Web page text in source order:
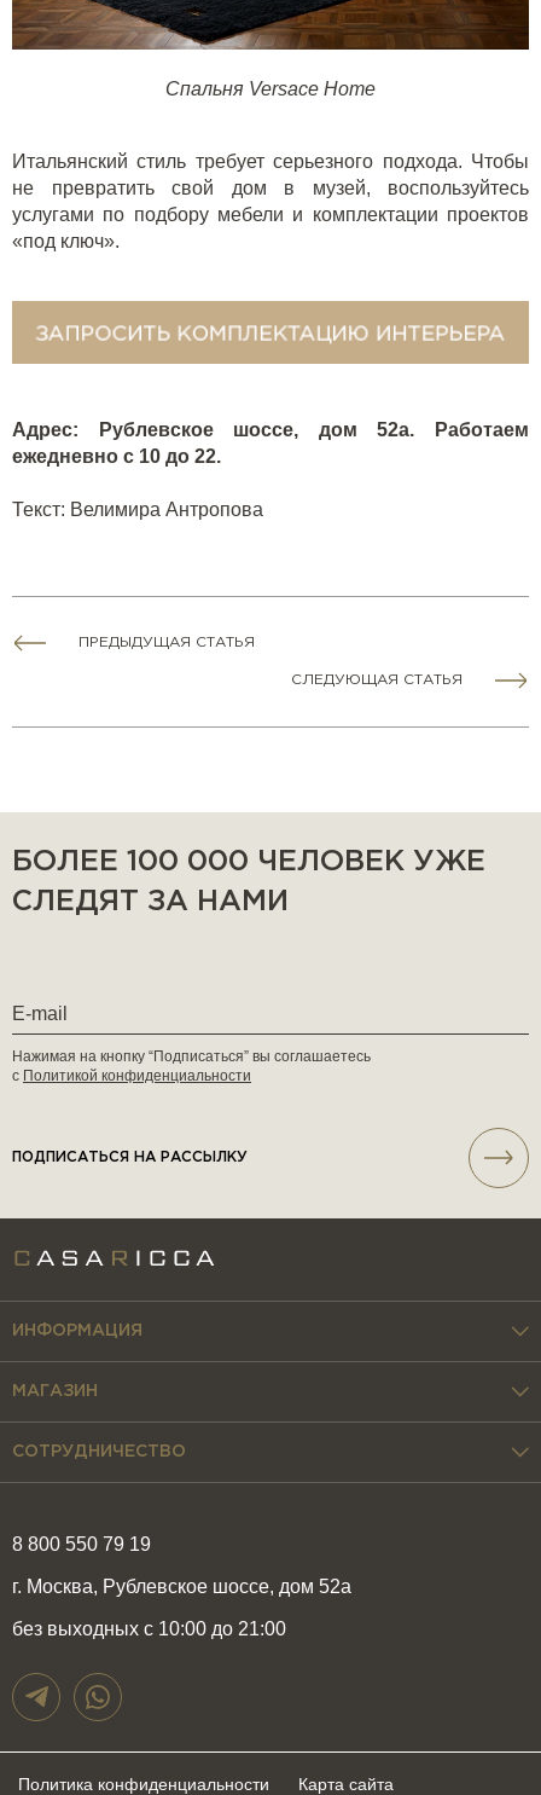
Спальня Versace Home
Итальянский стиль требует серьезного подхода. Чтобы
не превратить свой дом в музей, воспользуйтесь
услугами по подбору мебели и комплектации проектов
«под ключ».
Адрес: Рублевское шоссе, дом 52а. Работаем
ежедневно с 10 до 22.
Текст: Велимира Антропова
ПРЕДЫДУЩАЯ СТАТЬЯ
СЛЕДУЮЩАЯ СТАТЬЯ
БОЛЕЕ 100 000 ЧЕЛОВЕК УЖЕ
СЛЕДЯТ ЗА НАМИ
Нажимая на кнопку “Подписаться” вы соглашаетесь
с Политикой конфиденциальности
ПОДПИСАТЬСЯ НА РАССЫЛКУ
8 800 550 79 19
г. Москва, Рублевское шоссе, дом 52а
без выходных с 10:00 до 21:00
ИНФОРМАЦИЯ
МАГАЗИН
СОТРУДНИЧЕСТВО
Политика конфиденциальности Карта сайта